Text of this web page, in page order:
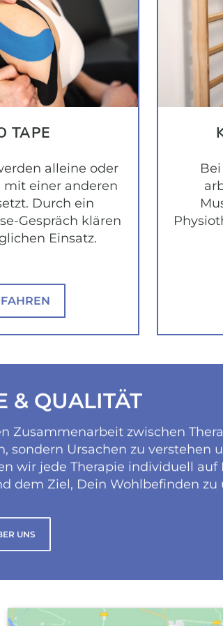
TAPE
alleine oder
einer anderen
Durch ein
Gespräch klären
Einsatz.
& QUALITÄT
Zusammenarbeit zwischen
Ursachen zu verstehen
wir jede Therapie individuell
dem Ziel, Dein Wohlbefinden zu
UNS